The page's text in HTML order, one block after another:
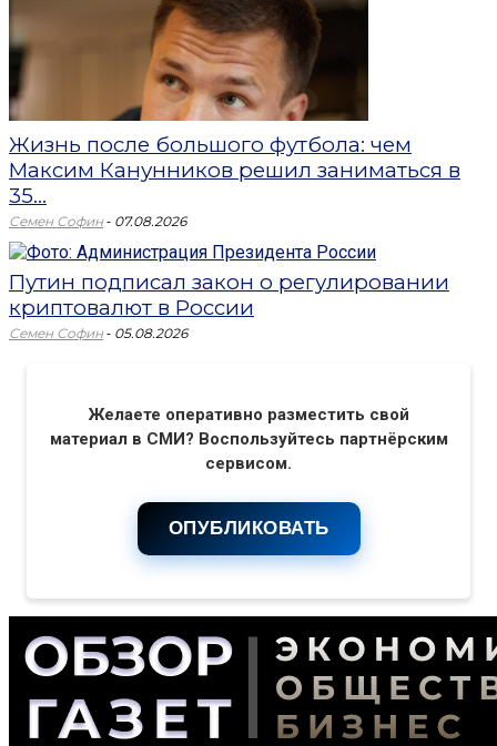
Жизнь после большого футбола: чем
Максим Канунников решил заниматься в
35...
Семен Софин - 07.08.2026
Путин подписал закон о регулировании
криптовалют в России
Семен Софин - 05.08.2026
Желаете оперативно разместить свой
материал в СМИ? Воспользуйтесь партнёрским
сервисом.
ОПУБЛИКОВАТЬ